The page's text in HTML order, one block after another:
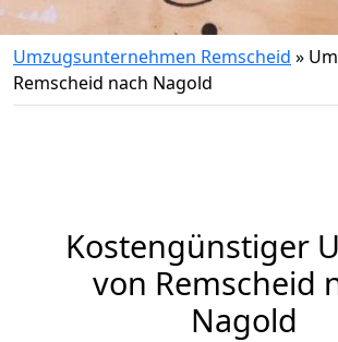
Umzugsunternehmen Remscheid »
Remscheid nach Nagold
Kostengünstiger
von Remscheid
Nagold